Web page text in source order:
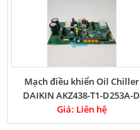
Mạch điều khiển Oil Chiller
DAIKIN AKZ438-T1-D253A-D
Giá: Liên hệ